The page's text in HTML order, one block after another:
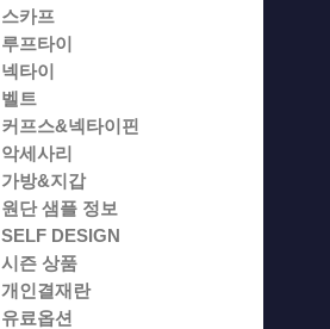
스카프
루프타이
넥타이
벨트
커프스&넥타이핀
악세사리
가방&지갑
원단 샘플 정보
SELF DESIGN
시즌 상품
개인결재란
유료옵션